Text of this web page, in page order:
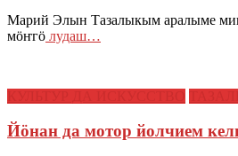
Марий Элын Тазалыкым аралыме
мӧҥгӧ лудаш…
Йӧнан да мотор йолчием